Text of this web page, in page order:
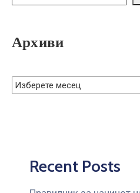
ГРИЖА
Архиви
Recent Posts